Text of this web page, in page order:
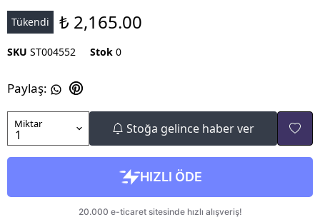
Tükendi ₺ 2,165.00
SKU ST004552 Stok 0
Paylaş:
Miktar Stoğa gelince haber ver